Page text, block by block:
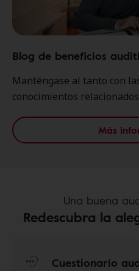
Blog de beneficios
Manténgase al tanto con
conocimientos
Más
Una buena
Redescubra la
Cuestionario